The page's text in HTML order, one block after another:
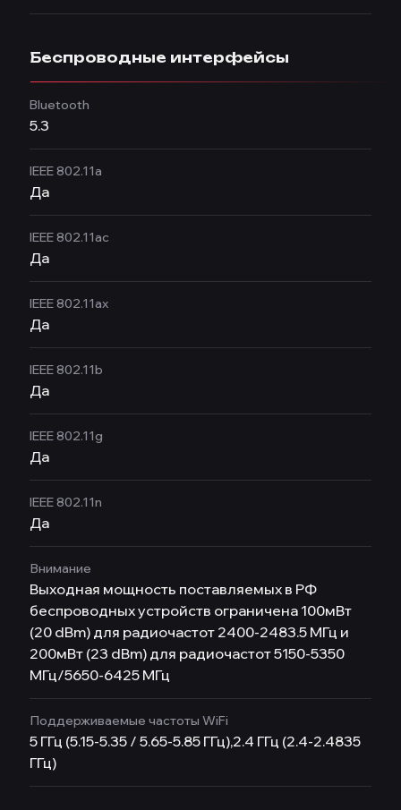
Беспроводные интерфейсы
Bluetooth
5.3
IEEE 802.11a
Да
IEEE 802.11ac
Да
IEEE 802.11ax
Да
IEEE 802.11b
Да
IEEE 802.11g
Да
IEEE 802.11n
Да
Внимание
Выходная мощность поставляемых в РФ
беспроводных устройств ограничена 100мВт
(20 dBm) для радиочастот 2400-2483.5 МГц и
200мВт (23 dBm) для радиочастот 5150-5350
МГц/5650-6425 МГц
Поддерживаемые частоты WiFi
5 ГГц (5.15-5.35 / 5.65-5.85 ГГц),2.4 ГГц (2.4-2.4835
ГГц)